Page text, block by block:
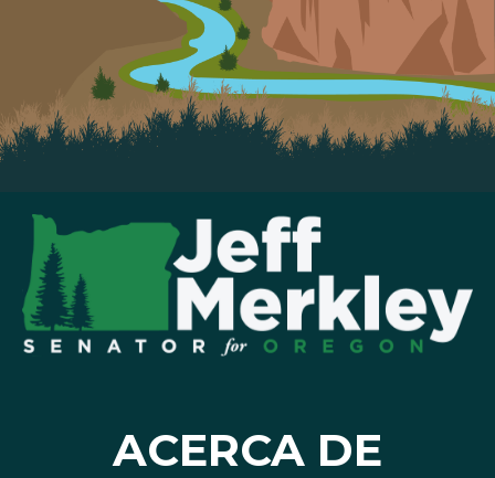
ACERCA DE